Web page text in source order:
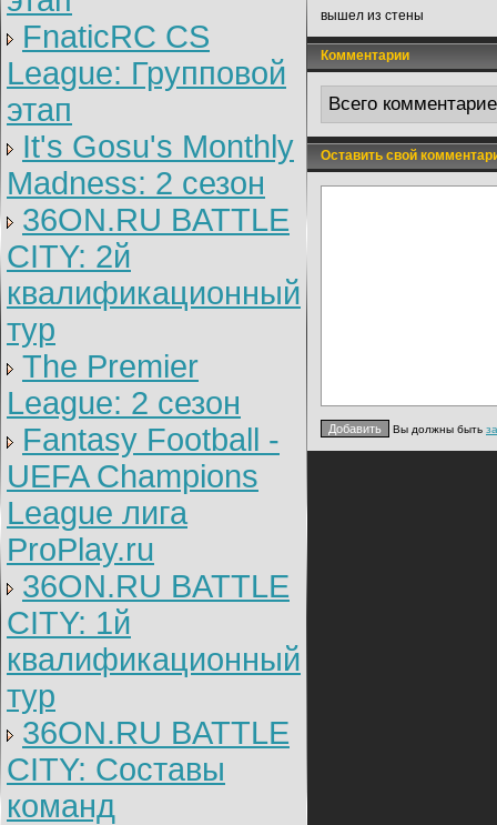
FnaticRC CS
League: Групповой
этап
It's Gosu's Monthly
Madness: 2 сезон
36ON.RU BATTLE
CITY: 2й
квалификационный
тур
The Premier
League: 2 cезон
Fantasy Football -
UEFA Champions
League лига
ProPlay.ru
36ON.RU BATTLE
CITY: 1й
квалификационный
тур
36ON.RU BATTLE
CITY: Составы
команд
вышел из стены
Комментарии
Всего
Оставить свой
Вы должны быть